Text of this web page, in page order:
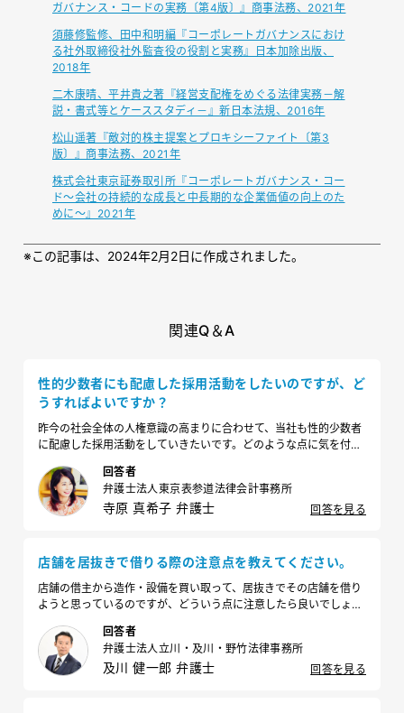
ガバナンス・コードの実務〔第4版〕』商事法務、2021年
須藤修監修、田中和明編『コーポレートガバナンスにおけ
る社外取締役社外監査役の役割と実務』日本加除出版、
2018年
二木康晴、平井貴之著『経営支配権をめぐる法律実務－解
説・書式等とケーススタディ－』新日本法規、2016年
松山遥著『敵対的株主提案とプロキシーファイト〔第3
版〕』商事法務、2021年
株式会社東京証券取引所『コーポレートガバナンス・コー
ド～会社の持続的な成長と中長期的な企業価値の向上のた
めに～』2021年
※この記事は、2024年2月2日に作成されました。
関連Q＆A
性的少数者にも配慮した採用活動をしたいのですが、ど
うすればよいですか？
昨今の社会全体の人権意識の高まりに合わせて、当社も性的少数者
に配慮した採用活動をしていきたいです。どのような点に気を付け
回答者
弁護士法人東京表参道法律会計事務所
寺原 真希子 弁護士 回答を見る
店舗を居抜きで借りる際の注意点を教えてください。
店舗の借主から造作・設備を買い取って、居抜きでその店舗を借り
ようと思っているのですが、どういう点に注意したら良いでしょう
回答者
弁護士法人立川・及川・野竹法律事務所
及川 健一郎 弁護士 回答を見る